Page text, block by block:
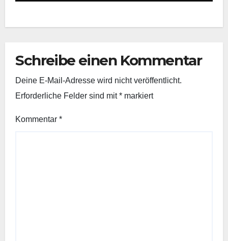
Schreibe einen Kommentar
Deine E-Mail-Adresse wird nicht veröffentlicht.
Erforderliche Felder sind mit* markiert
Kommentar *